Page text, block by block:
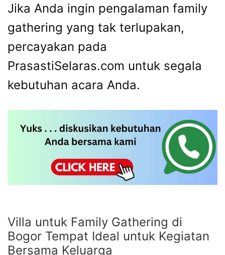
Jika Anda ingin pengalaman family
gathering yang tak terlupakan,
percayakan pada
PrasastiSelaras.com untuk segala
kebutuhan acara Anda.
Villa untuk Family Gathering di
Bogor Tempat Ideal untuk Kegiatan
Bersama Keluarga